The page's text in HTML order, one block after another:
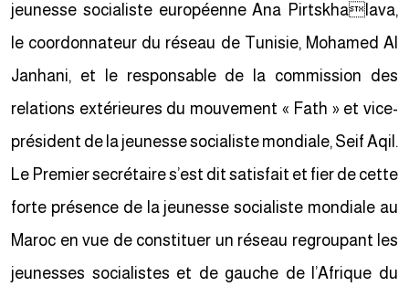
jeunesse socialiste européenne Ana Pirtskhalava,
le coordonnateur du réseau de Tunisie, Mohamed Al
Janhani, et le responsable de la commission des
relations extérieures du mouvement « Fath » et vice-
président de la jeunesse socialiste mondiale, Seif Aqil.
Le Premier secrétaire s’est dit satisfait et fier de cette
forte présence de la jeunesse socialiste mondiale au
Maroc en vue de constituer un réseau regroupant les
jeunesses socialistes et de gauche de l’Afrique du